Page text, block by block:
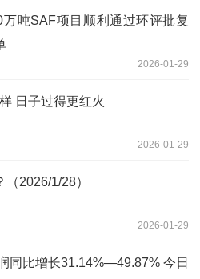
吨SAF项目顺利通过环评批复
2026-01-29
日子过得更红火
2026-01-29
2026/1/28）
2026-01-29
同比增长31.14%—49.87% 今日